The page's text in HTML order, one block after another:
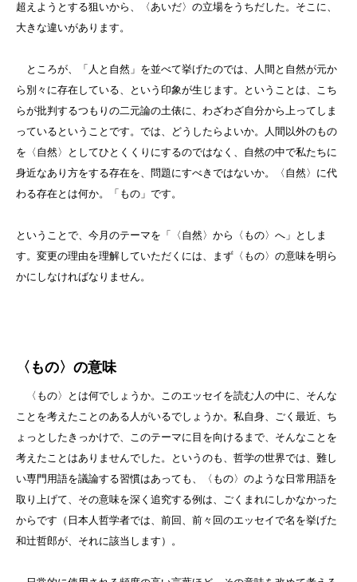
超えようとする狙いから、〈あいだ〉の立場をうちだした。そこに、
大きな違いがあります。
ところが、「人と自然」を並べて挙げたのでは、人間と自然が元か
ら別々に存在している、という印象が生じます。ということは、こち
らが批判するつもりの二元論の土俵に、わざわざ自分から上ってしま
っているということです。では、どうしたらよいか。人間以外のもの
を〈自然〉としてひとくくりにするのではなく、自然の中で私たちに
身近なあり方をする存在を、問題にすべきではないか。〈自然〉に代
わる存在とは何か。「もの」です。
ということで、今月のテーマを「〈自然〉から〈もの〉へ」としま
す。変更の理由を理解していただくには、まず〈もの〉の意味を明ら
かにしなければなりません。
〈もの〉の意味
〈もの〉とは何でしょうか。このエッセイを読む人の中に、そんな
ことを考えたことのある人がいるでしょうか。私自身、ごく最近、ち
ょっとしたきっかけで、このテーマに目を向けるまで、そんなことを
考えたことはありませんでした。というのも、哲学の世界では、難し
い専門用語を議論する習慣はあっても、〈もの〉のような日常用語を
取り上げて、その意味を深く追究する例は、ごくまれにしかなかった
からです（日本人哲学者では、前回、前々回のエッセイで名を挙げた
和辻哲郎が、それに該当します）。